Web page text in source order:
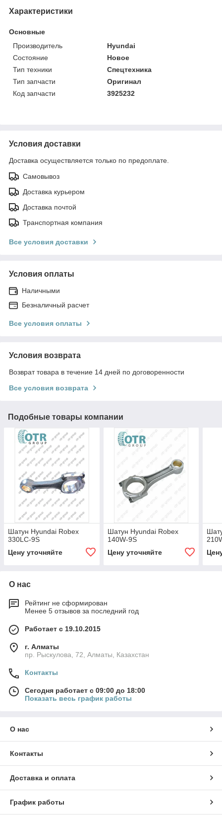
Характеристики
Основные
Производитель
Hyundai
Состояние
Новое
Тип техники
Спецтехника
Тип запчасти
Оригинал
Код запчасти
3925232
Условия доставки
Доставка осуществляется только по предоплате.
Самовывоз
Доставка курьером
Доставка почтой
Транспортная компания
Все условия доставки
Условия оплаты
Наличными
Безналичный расчет
Все условия оплаты
Условия возврата
Возврат товара в течение 14 дней по договоренности
Все условия возврата
Подобные товары компании
Шатун Hyundai Robex
330LC-9S
Цену уточняйте
Шатун Hyundai Robex
140W-9S
Цену уточняйте
О нас
Рейтинг не сформирован
Менее 5 отзывов за последний год
Работает с 19.10.2015
г. Алматы
пр. Рыскулова, 72, Алматы, Казахстан
Контакты
Сегодня работает с 09:00 до 18:00
Показать весь график работы
О нас
Контакты
Доставка и оплата
График работы